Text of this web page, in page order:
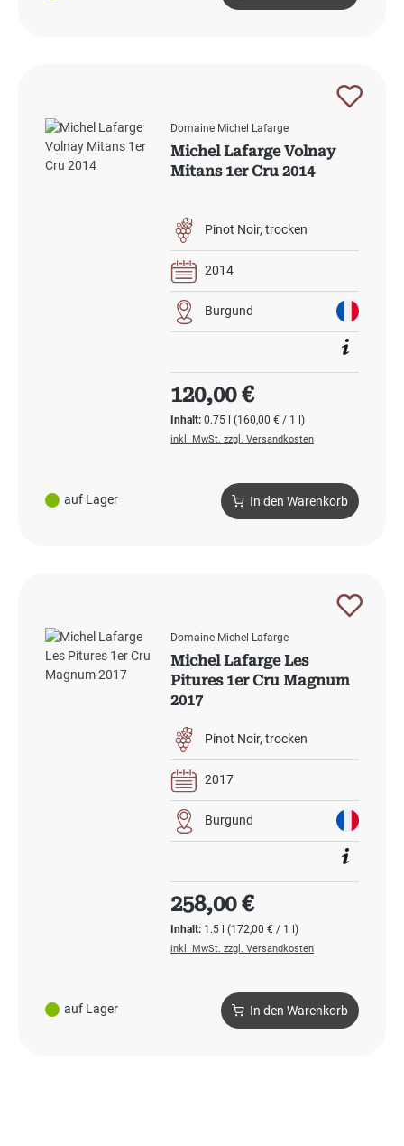
auf Lager
Domaine Michel Lafarge
Michel Lafarge Volnay
Mitans 1er Cru 2014
Pinot Noir trocken
2014
Burgund
Inhalt:0.75 l(160,00 € / 1 l)
Regulärer Preis:
120,00 €
inkl. MwSt. zzgl. Versandkosten
In den Warenkorb
auf Lager
Domaine Michel Lafarge
Michel Lafarge Les
Pitures 1er Cru Magnum
2017
Pinot Noir trocken
2017
Burgund
Inhalt: 1.5 l(172,00 € / 1 l)
Regulärer Preis:
258,00 €
inkl. MwSt. zzgl. Versandkosten
In den Warenkorb